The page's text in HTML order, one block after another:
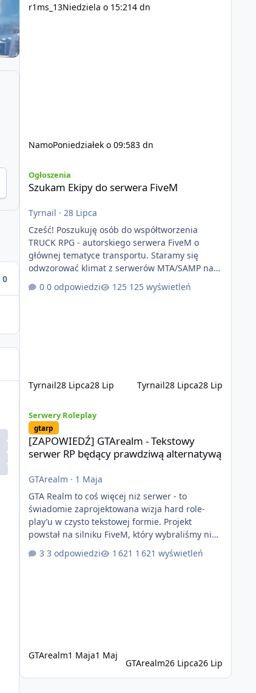
0
r1ms_13Niedziela o 15:214 dn
NamoPoniedziałek o 09:583 dn
Ogłoszenia
Szukam Ekipy do serwera FiveM
Tyrnail · 28 Lipca
Cześć! Poszukuję osób do współtworzenia
TRUCK RPG - autorskiego serwera FiveM o
głównej tematyce transportu. Staramy się
odwzorować klimat z serwerów MTA/SAMP na
platformie FIveM. Oczywiście nie zabraknie
kontentu dla graczy którzy chcą robić coś
0 odpowiedzi 125 wyświetleń
Tyrnail28 Lipca28 Lip Tyrnail28 Lipca28 Lip
Serwery Roleplay
gtarp
[ZAPOWIEDŹ] GTArealm - Tekstowy
serwer RP będący prawdziwą alternatywą
GTArealm · 1 Maja
GTA Realm to coś więcej niż serwer - to
świadomie zaprojektowana wizja hard role-
play’u w czysto tekstowej formie. Projekt
powstał na silniku FiveM, który wybraliśmy nie
bez powodu. To platforma oferująca ogromną
elastyczność i znacznie szybszy rozwój
3 odpowiedzi 1 621 wyświetleń
GTArealm1 Maja1 Maj
GTArealm26 Lipca26 Lip